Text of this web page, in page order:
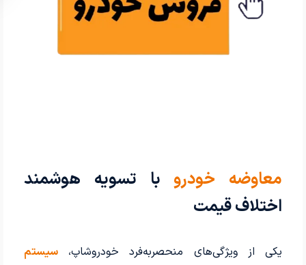
معاوضه خودروبا تسویه هوشمند
اختلاف قیمت
یکی از ویژگی‌های منحصربه‌فرد خودروشاپ،سیستم